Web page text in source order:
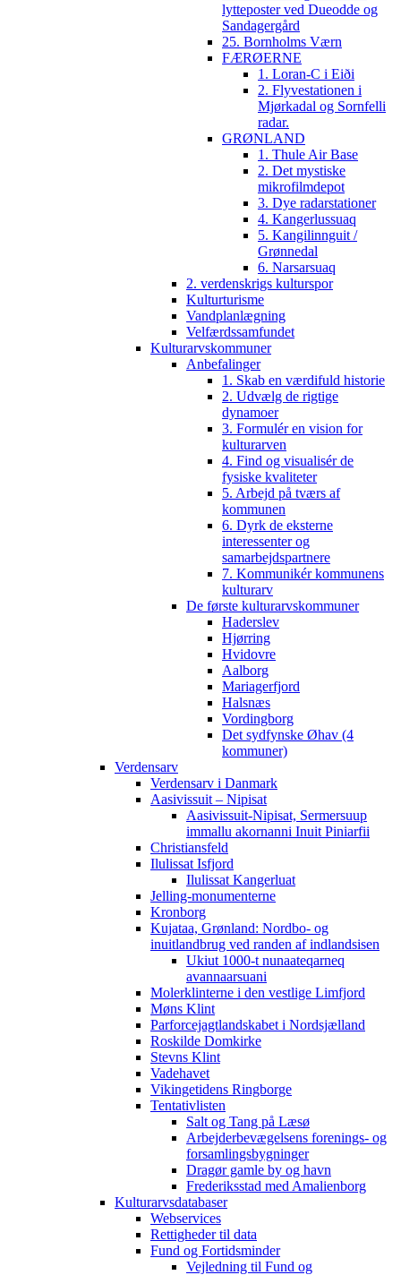
lytteposter ved Dueodde og
Sandagergård
25. Bornholms Værn
FÆRØERNE
1. Loran-C i Eiði
2. Flyvestationen i
Mjørkadal og Sornfelli
radar.
GRØNLAND
1. Thule Air Base
2. Det mystiske
mikrofilmdepot
3. Dye radarstationer
4. Kangerlussuaq
5. Kangilinnguit /
Grønnedal
6. Narsarsuaq
2. verdenskrigs kulturspor
Kulturturisme
Vandplanlægning
Velfærdssamfundet
Kulturarvskommuner
Anbefalinger
1. Skab en værdifuld historie
2. Udvælg de rigtige
dynamoer
3. Formulér en vision for
kulturarven
4. Find og visualisér de
fysiske kvaliteter
5. Arbejd på tværs af
kommunen
6. Dyrk de eksterne
interessenter og
samarbejdspartnere
7. Kommunikér kommunens
kulturarv
De første kulturarvskommuner
Haderslev
Hjørring
Hvidovre
Aalborg
Mariagerfjord
Halsnæs
Vordingborg
Det sydfynske Øhav (4
kommuner)
Verdensarv
Verdensarv i Danmark
Aasivissuit – Nipisat
Aasivissuit-Nipisat, Sermersuup
immallu akornanni Inuit Piniarfii
Christiansfeld
Ilulissat Isfjord
Ilulissat Kangerluat
Jelling-monumenterne
Kronborg
Kujataa, Grønland: Nordbo- og
inuitlandbrug ved randen af indlandsisen
Ukiut 1000-t nunaateqarneq
avannaarsuani
Molerklinterne i den vestlige Limfjord
Møns Klint
Parforcejagtlandskabet i Nordsjælland
Roskilde Domkirke
Stevns Klint
Vadehavet
Vikingetidens Ringborge
Tentativlisten
Salt og Tang på Læsø
Arbejderbevægelsens forenings- og
forsamlingsbygninger
Dragør gamle by og havn
Frederiksstad med Amalienborg
Kulturarvsdatabaser
Webservices
Rettigheder til data
Fund og Fortidsminder
Vejledning til Fund og